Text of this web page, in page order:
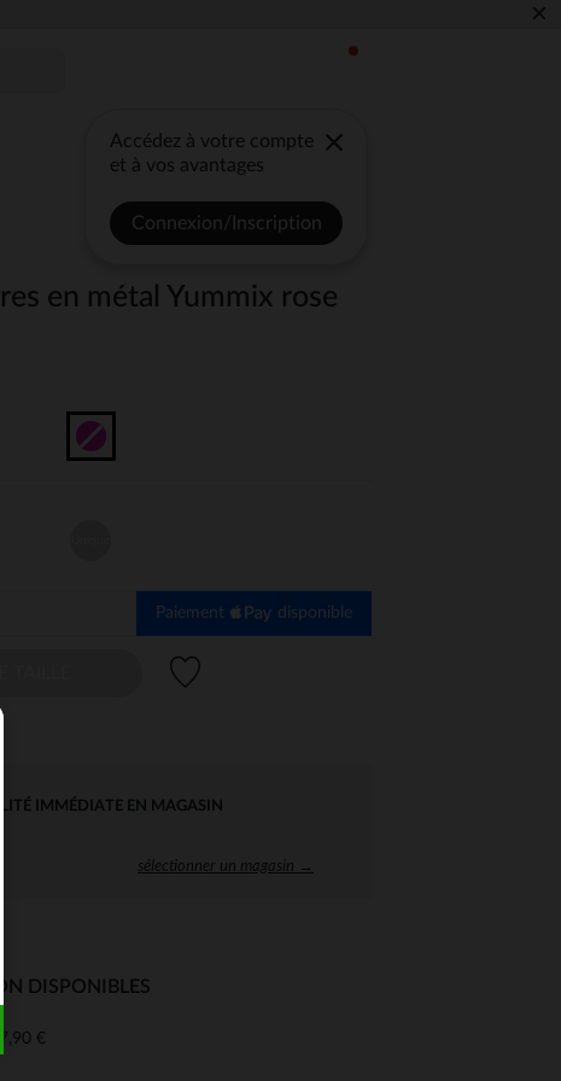
Options
×
Accédez à votre compte
et à vos avantages
Connexion/Inscription
en métal Yummix rose
Paiement disponible
IMMÉDIATE EN MAGASIN
sélectionner un magasin →
DISPONIBLES
7,90 €